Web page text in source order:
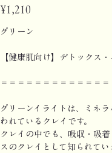
Price
¥1,210
グリーン
【健康肌向け】デトックス
＝＝＝＝＝＝＝＝＝＝＝＝＝
グリーンイライトは、ミネ
われているクレイです。
クレイの中でも、吸収・吸
スのクレイとして知られてい